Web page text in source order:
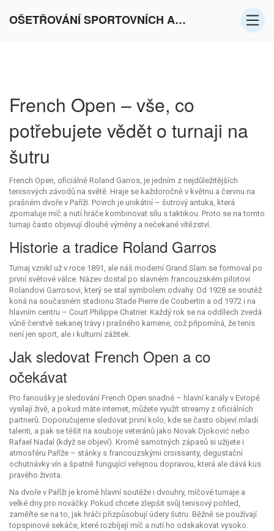
OŠETŘOVÁNÍ SPORTOVNÍCH AKTIVIT V EVROPĚ
French Open – vše, co
potřebujete vědět o turnaji na
šutru
French Open, oficiálně Roland Garros, je jedním z nejdůležitějších
tenisových závodů na světě. Hraje se každoročně v květnu a červnu na
prašném dvoře v Paříži. Povrch je unikátní – šutrový antuka, která
zpomaluje míč a nutí hráče kombinovat sílu s taktikou. Proto se na tomto
turnaji často objevují dlouhé výměny a nečekané vítězství.
Historie a tradice Roland Garros
Turnaj vznikl už v roce 1891, ale náš moderní Grand Slam se formoval po
první světové válce. Název dostal po slavném francouzském pilotovi
Rolandovi Garrosovi, který se stal symbolem odvahy. Od 1928 se soutěž
koná na současném stadionu Stade Pierre de Coubertin a od 1972 i na
hlavním centru – Court Philippe Chatrier. Každý rok se na oddílech zvedá
vůně čerstvě sekanej trávy i prašného kamene, což připomíná, že tenis
není jen sport, ale i kulturní zážitek.
Jak sledovat French Open a co
očekávat
Pro fanoušky je sledování French Open snadné – hlavní kanály v Evropě
vysílají živě, a pokud máte internet, můžete využít streamy z oficiálních
partnerů. Doporučujeme sledovat první kolo, kde se často objeví mladí
talenti, a pak se těšit na souboje veteránů jako Novak Djoković nebo
Rafael Nadal (když se objeví). Kromě samotných zápasů si užijete i
atmosféru Paříže – stánky s francouzskými croissanty, degustační
ochutnávky vín a špatně fungující veřejnou dopravou, která ale dává kus
pravého života.
Na dvoře v Paříži je kromě hlavní soutěže i dvouhry, míčové turnaje a
velké dny pro nováčky. Pokud chcete zlepšit svůj tenisový pohled,
zaměřte se na to, jak hráči přizpůsobují údery šutru. Běžně se používají
topspinové sekáče, které rozbíjejí míč a nutí ho odskakovat vysoko.